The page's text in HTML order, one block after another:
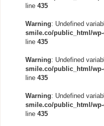
line 435
Warning: Undefined
smile.co/public_html/
line 435
Warning: Undefined
smile.co/public_html/
line 435
Warning: Undefined
smile.co/public_html/
line 435